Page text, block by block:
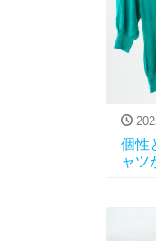
個性
ャツ